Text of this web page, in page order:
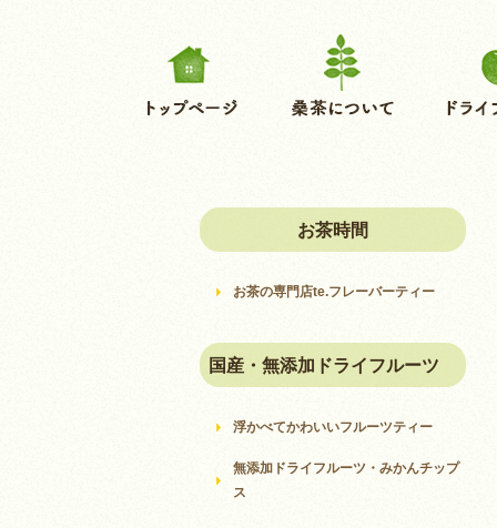
お茶時間
お茶の専門店te.フレーバーティー
国産・無添加ドライフルーツ
浮かべてかわいいフルーツティー
無添加ドライフルーツ・みかんチップ
ス